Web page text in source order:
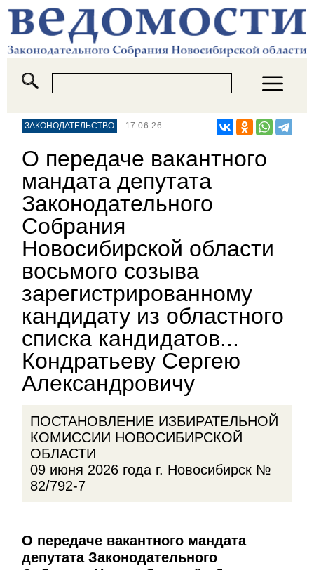
ЗАКОНОДАТЕЛЬСТВО 17.06.26
О передаче вакантного
мандата депутата
Законодательного
Собрания
Новосибирской области
восьмого созыва
зарегистрированному
кандидату из областного
списка кандидатов...
Кондратьеву Сергею
Александровичу
ПОСТАНОВЛЕНИЕ ИЗБИРАТЕЛЬНОЙ
КОМИССИИ НОВОСИБИРСКОЙ
ОБЛАСТИ
09 июня 2026 года г. Новосибирск №
82/792-7
О передаче вакантного мандата
депутата Законодательного